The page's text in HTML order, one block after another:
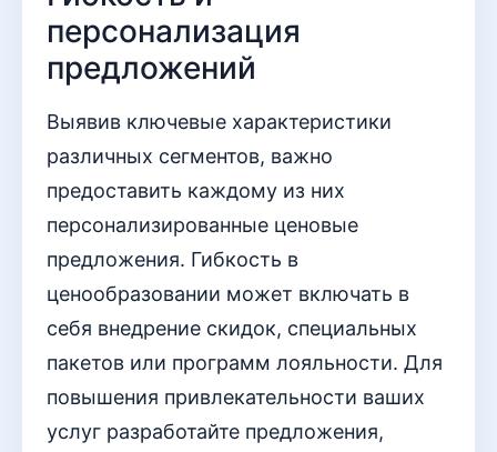
персонализация
предложений
Выявив ключевые характеристики
различных сегментов, важно
предоставить каждому из них
персонализированные ценовые
предложения. Гибкость в
ценообразовании может включать в
себя внедрение скидок, специальных
пакетов или программ лояльности. Для
повышения привлекательности ваших
услуг разработайте предложения,